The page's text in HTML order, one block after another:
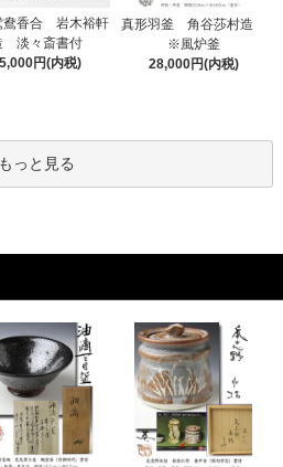
鴦香合 岩木裕軒
淡々斎書付
円(内税)
真形羽釜 角谷莎村造
※風炉釜
28,000円(内税)
もっと見る